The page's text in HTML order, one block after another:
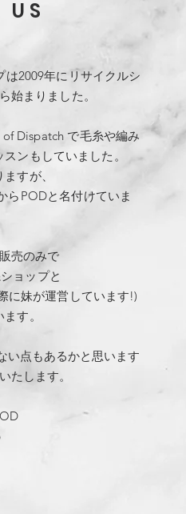
US
2009年にリサイクルシ
始まりました。
Dispatch で毛糸や編み
ンもしていました。
すが、
らPODと名付けていま
売のみで
ョップと
に妹が運営しています!)
す。
い点もあるかと思います
たします。